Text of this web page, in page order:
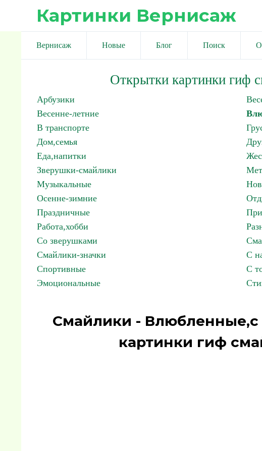
Картинки Вернисаж
Вернисаж Новые Блог Поиск
Открытки картинки гиф
Арбузики
Весенне-летние
В транспорте
Дом,семья
Еда,напитки
Зверушки-смайлики
Музыкальные
Осенне-зимние
Праздничные
Работа,хобби
Со зверушками
Смайлики-значки
С
Спортивные
С
Эмоциональные
Смайлики -
картинки гиф